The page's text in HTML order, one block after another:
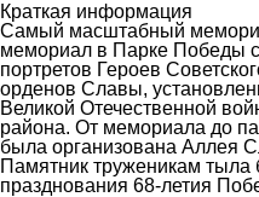
Краткая информация
Самый масштабный
мемориал в Парке Победы
портретов Героев
орденов Славы,
Великой Отечественной
района. От мемориала до
была организована Аллея
Памятник труженикам тыла
празднования 68-летия